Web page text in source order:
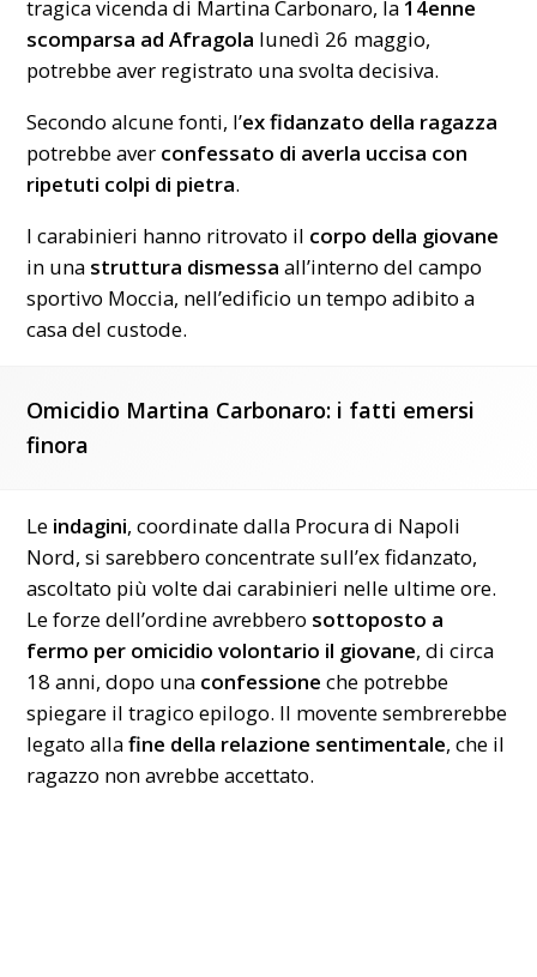
tragica vicenda di Martina Carbonaro, la 14enne
scomparsa ad Afragola lunedì 26 maggio,
potrebbe aver registrato una svolta decisiva.
Secondo alcune fonti, l’ex fidanzato della ragazza
potrebbe aver confessato di averla uccisa con
ripetuti colpi di pietra.
I carabinieri hanno ritrovato il corpo della giovane
in una struttura dismessa all’interno del campo
sportivo Moccia, nell’edificio un tempo adibito a
casa del custode.
Omicidio Martina Carbonaro: i fatti emersi
finora
Le indagini, coordinate dalla Procura di Napoli
Nord, si sarebbero concentrate sull’ex fidanzato,
ascoltato più volte dai carabinieri nelle ultime ore.
Le forze dell’ordine avrebbero sottoposto a
fermo per omicidio volontario il giovane, di circa
18 anni, dopo una confessione che potrebbe
spiegare il tragico epilogo. Il movente sembrerebbe
legato allafine della relazione sentimentale, che il
ragazzo non avrebbe accettato.